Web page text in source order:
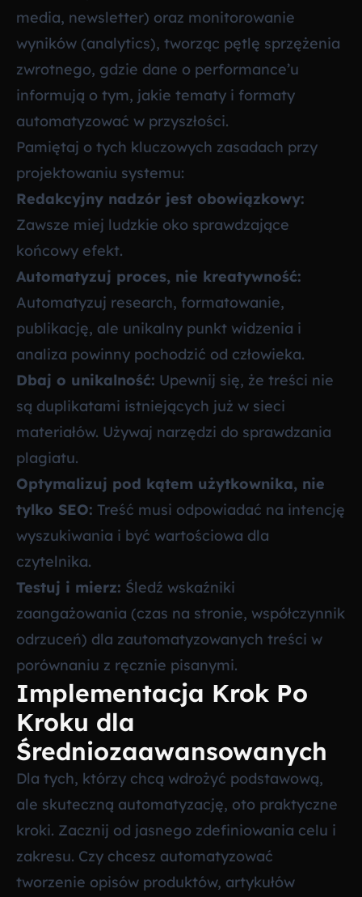
media, newsletter) oraz monitorowanie
wyników (analytics), tworząc pętlę sprzężenia
zwrotnego, gdzie dane o performance’u
informują o tym, jakie tematy i formaty
automatyzować w przyszłości.
Pamiętaj o tych kluczowych zasadach przy
projektowaniu systemu:
Redakcyjny nadzór jest obowiązkowy:
Zawsze miej ludzkie oko sprawdzające
końcowy efekt.
Automatyzuj proces, nie kreatywność:
Automatyzuj research, formatowanie,
publikację, ale unikalny punkt widzenia i
analiza powinny pochodzić od człowieka.
Dbaj o unikalność: Upewnij się, że treści nie
są duplikatami istniejących już w sieci
materiałów. Używaj narzędzi do sprawdzania
plagiatu.
Optymalizuj pod kątem użytkownika, nie
tylko SEO: Treść musi odpowiadać na intencję
wyszukiwania i być wartościowa dla
czytelnika.
Testuj i mierz: Śledź wskaźniki
zaangażowania (czas na stronie, współczynnik
odrzuceń) dla zautomatyzowanych treści w
porównaniu z ręcznie pisanymi.
Implementacja Krok Po
Kroku dla
Średniozaawansowanych
Dla tych, którzy chcą wdrożyć podstawową,
ale skuteczną automatyzację, oto praktyczne
kroki. Zacznij od jasnego zdefiniowania celu i
zakresu. Czy chcesz automatyzować
tworzenie opisów produktów, artykułów